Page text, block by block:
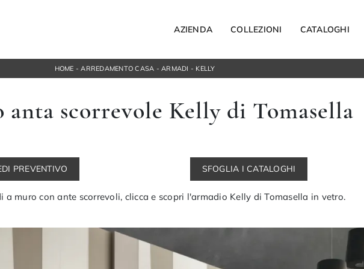
AZIENDA COLLEZIONI
Letti singoli
Comodini
ACCESSORI
Illuminazione
Carta da
Arredo
CATALOGHI
HOME -ARREDAMENTO CASA - ARMADI - KELLY
scorrevole Kelly di Tomasella
PREVENTIVO SFOGLIA I CATALOGHI
a muro con ante scorrevoli, clicca e scopri l'armadio Kelly di Tomasella in vetro.